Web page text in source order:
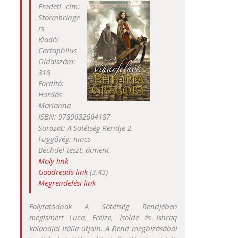
Eredeti cím:
Stormbringe
rs
Kiadó:
Cartaphilus
Oldalszám:
318
Fordító:
Hordós
Marianna
ISBN: 9789632664187
Sorozat: A Sötétség Rendje 2.
Függővég: nincs
Bechdel-teszt: átment
Moly link
Goodreads link(3,43)
Megrendelési link
Folytatódnak A Sötétség Rendjében
megismert Luca, Freize, Isolde és Ishraq
kalandjai Itália útjain. A Rend megbízásából